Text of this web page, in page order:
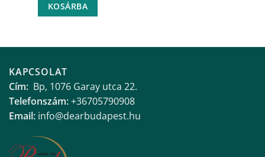
KOSÁRBA
KAPCSOLAT
Cím: Bp, 1076 Garay utca 22.
Telefonszám:+36705790908
Email: info@dearbudapest.hu